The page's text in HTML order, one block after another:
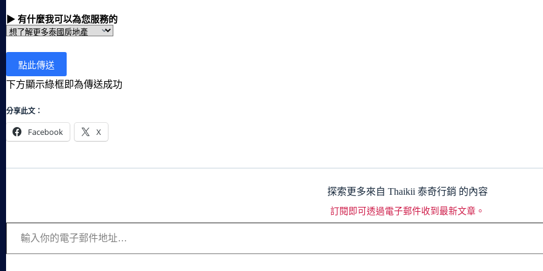
▶ 有什麼我可以為您服務的
下方顯示綠框即為傳送成功
分享此文：
Facebook X
探索更多來自 Thaikii 泰奇行銷 的內容
訂閱即可透過電子郵件收到最新文章。
輸入你的電子郵件地址…